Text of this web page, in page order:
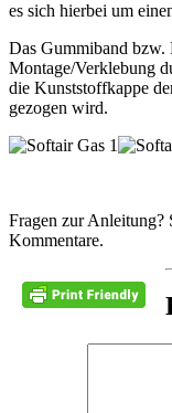
es sich hierbei um
Das Gummiband bzw.
Montage/Verklebung
die Kunststoffkappe
gezogen wird.
Fragen zur Anleitung?
Kommentare.